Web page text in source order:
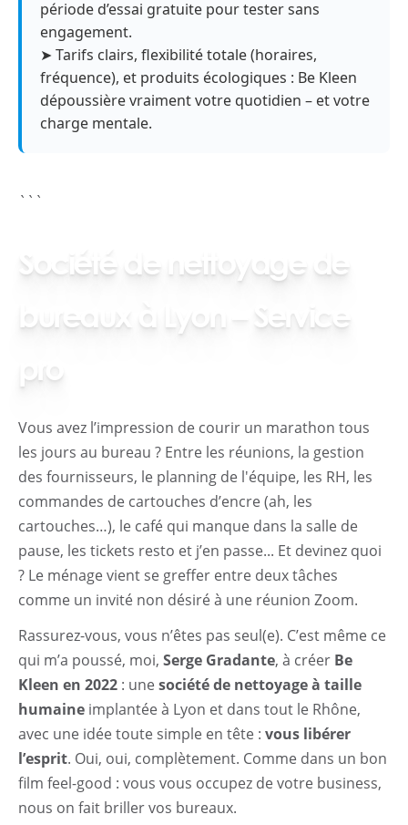
période d’essai gratuite pour tester sans
engagement.
➤ Tarifs clairs, flexibilité totale (horaires,
fréquence), et produits écologiques : Be Kleen
dépoussière vraiment votre quotidien – et votre
charge mentale.
```
Société de nettoyage de
bureaux à Lyon – Service
pro
Vous avez l’impression de courir un marathon tous
les jours au bureau ? Entre les réunions, la gestion
des fournisseurs, le planning de l'équipe, les RH, les
commandes de cartouches d’encre (ah, les
cartouches…), le café qui manque dans la salle de
pause, les tickets resto et j’en passe... Et devinez quoi
? Le ménage vient se greffer entre deux tâches
comme un invité non désiré à une réunion Zoom.
Rassurez-vous, vous n’êtes pas seul(e). C’est même ce
qui m’a poussé, moi, Serge Gradante, à créer Be
Kleen en 2022 : une société de nettoyage à taille
humaine implantée à Lyon et dans tout le Rhône,
avec une idée toute simple en tête : vous libérer
l’esprit. Oui, oui, complètement. Comme dans un bon
film feel-good : vous vous occupez de votre business,
nous on fait briller vos bureaux.